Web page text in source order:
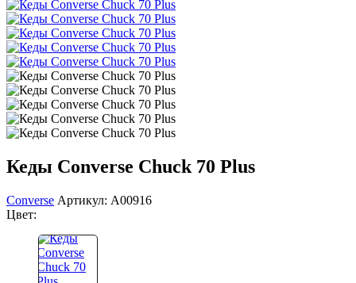
Кеды Converse Chuck 70 Plus
Converse Артикул: A00916
Цвет: